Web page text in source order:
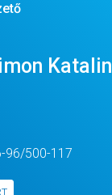
Katalin
96/500-117